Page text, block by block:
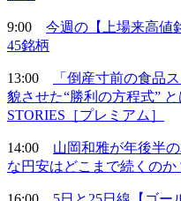
9:00 今週の【上場来高値
45銘柄
13:00
「倒産寸前の食品
貌させた“勝利の方程式”
STORIES［プレミアム］
14:00 山岡和雅が年後半
な円安はどこまで続くの